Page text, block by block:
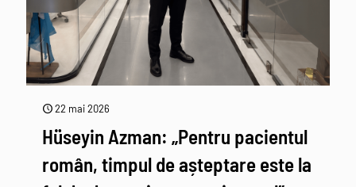
22 mai 2026
Hüseyin Azman: „Pentru pacientul
român, timpul de așteptare este la